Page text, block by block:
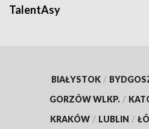
TalentAsy
BIAŁYSTOK /
GORZÓW WLKP. /
KRAKÓW / LUBLIN /